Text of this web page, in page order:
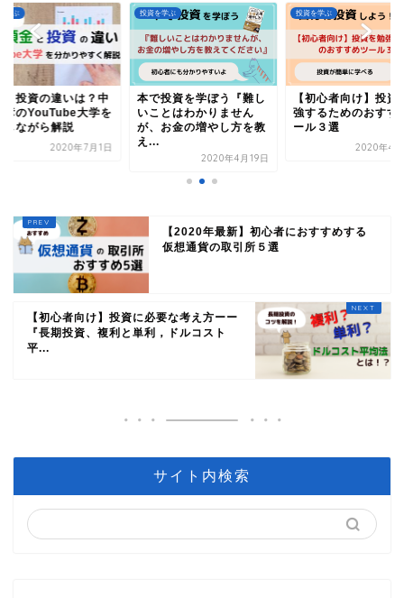
学ぶ
と投資の違いは？中
彦のYouTube大学を
しながら解説
2020年7月1日
投資を学ぶ
本で投資を学ぼう『難し
いことはわかりません
が、お金の増やし方を教
え...
2020年4月19日
投資を学ぶ
【初心者向け】投資
強するためのおすす
ール３選
2020年4
【2020年最新】初心者におすすめする
仮想通貨の取引所５選
【初心者向け】投資に必要な考え方ーー
『長期投資、複利と単利，ドルコスト
平...
サイト内検索